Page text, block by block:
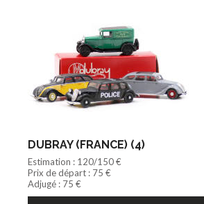
DUBRAY (FRANCE) (4)
Estimation : 120/150 €
Prix de départ : 75 €
Adjugé : 75 €